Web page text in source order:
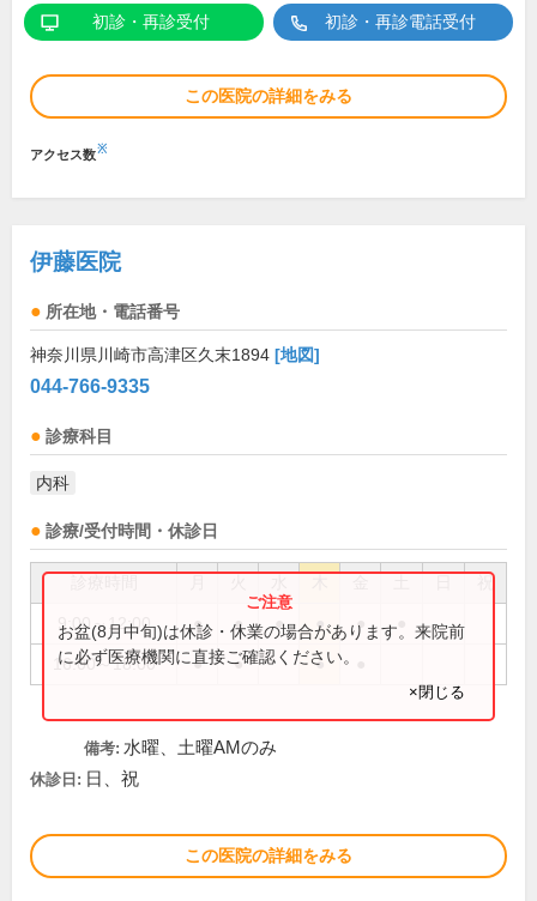
初診・再診受付 初診・再診電話受付
この医院の詳細をみる
アクセス数※
伊藤医院
所在地・電話番号
神奈川県川崎市高津区久末1894 [地図]
044-766-9335
診療科目
内科
診療/受付時間・休診日
祝
9:00～12:00 ● ● ● ● ●
16:00～18:00 ● ● ●
お盆(8月中旬)は休診・休業の場合があります。来院前
に必ず医療機関に直接ご確認ください。
×閉じる
備考: 水曜、土曜AMのみ
休診日: 日、祝
この医院の詳細をみる